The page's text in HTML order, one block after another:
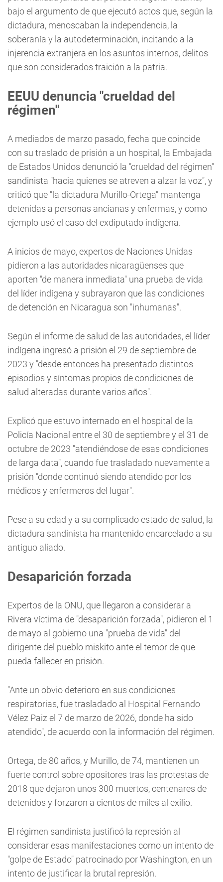
bajo el argumento de que ejecutó actos que, según la
dictadura, menoscaban la independencia, la
soberanía y la autodeterminación, incitando a la
injerencia extranjera en los asuntos internos, delitos
que son considerados traición a la patria.
EEUU denuncia "crueldad del
régimen"
A mediados de marzo pasado, fecha que coincide
con su traslado de prisión a un hospital, la Embajada
de Estados Unidos denunció la "crueldad del régimen"
sandinista "hacia quienes se atreven a alzar la voz", y
criticó que "la dictadura Murillo-Ortega" mantenga
detenidas a personas ancianas y enfermas, y como
ejemplo usó el caso del exdiputado indígena.
A inicios de mayo, expertos de Naciones Unidas
pidieron a las autoridades nicaragüenses que
aporten "de manera inmediata" una prueba de vida
del líder indígena y subrayaron que las condiciones
de detención en Nicaragua son "inhumanas".
Según el informe de salud de las autoridades, el líder
indígena ingresó a prisión el 29 de septiembre de
2023 y "desde entonces ha presentado distintos
episodios y síntomas propios de condiciones de
salud alteradas durante varios años".
Explicó que estuvo internado en el hospital de la
Policía Nacional entre el 30 de septiembre y el 31 de
octubre de 2023 "atendiéndose de esas condiciones
de larga data", cuando fue trasladado nuevamente a
prisión "donde continuó siendo atendido por los
médicos y enfermeros del lugar".
Pese a su edad y a su complicado estado de salud, la
dictadura sandinista ha mantenido encarcelado a su
antiguo aliado.
Desaparición forzada
Expertos de la ONU, que llegaron a considerar a
Rivera víctima de "desaparición forzada", pidieron el 1
de mayo al gobierno una "prueba de vida" del
dirigente del pueblo miskito ante el temor de que
pueda fallecer en prisión.
"Ante un obvio deterioro en sus condiciones
respiratorias, fue trasladado al Hospital Fernando
Vélez Paiz el 7 de marzo de 2026, donde ha sido
atendido", de acuerdo con la información del régimen.
Ortega, de 80 años, y Murillo, de 74, mantienen un
fuerte control sobre opositores tras las protestas de
2018 que dejaron unos 300 muertos, centenares de
detenidos y forzaron a cientos de miles al exilio.
El régimen sandinista justificó la represión al
considerar esas manifestaciones como un intento de
"golpe de Estado" patrocinado por Washington, en un
intento de justificar la brutal represión.